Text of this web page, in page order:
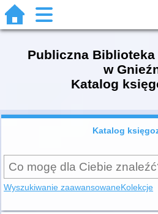
Publiczna
w
Katalog
Katalog
Wyszukiwanie zaawansowaneKolekcje